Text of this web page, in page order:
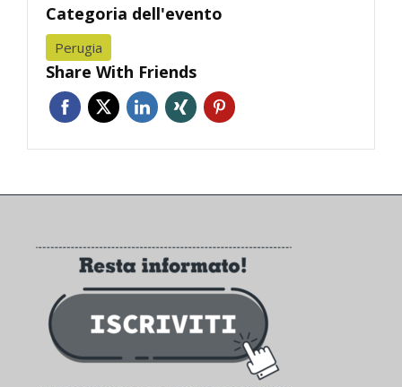
Categoria dell'evento
Perugia
Share With Friends